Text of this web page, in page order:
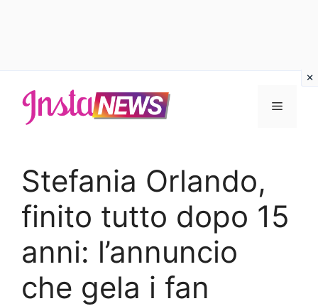
contenuto
Menu
Stefania Orlando,
finito tutto dopo 15
anni: l’annuncio
che gela i fan